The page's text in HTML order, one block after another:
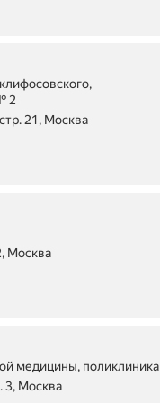
2
21, Москва
680 м
Москва
600 м
медицины, поликлиника
3, Москва